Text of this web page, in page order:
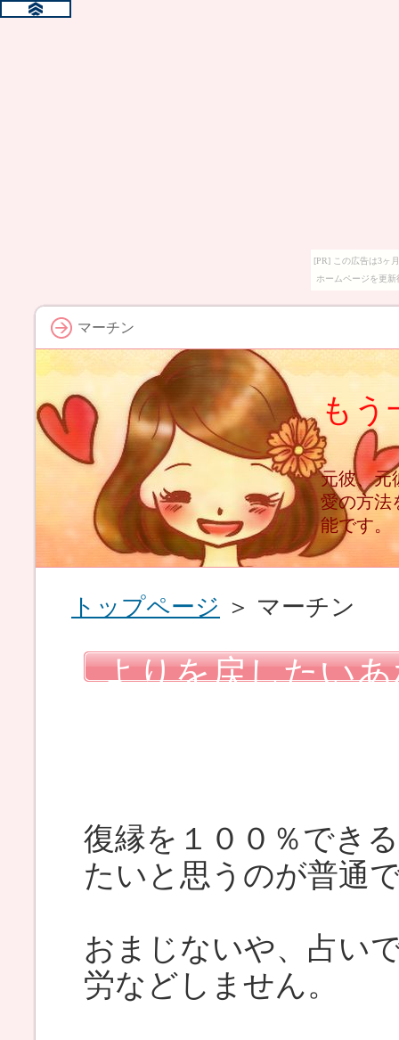
[PR] この広告は3ヶ
ホームページを更
マーチン
もう
と
元彼、元
愛の方法
能です。
トップページ ＞ マーチン
よりを戻したい
復縁を１００％でき
たいと思うのが普通
おまじないや、占い
労などしません。